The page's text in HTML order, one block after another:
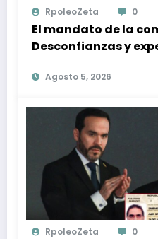
RpoleoZeta 0
El mandato de la
Desconfianzas y
elecciones
Agosto 5, 2026
RpoleoZeta 0